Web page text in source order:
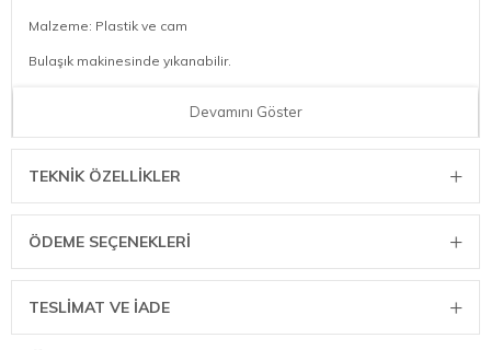
Malzeme: Plastik ve cam
Bulaşık makinesinde yıkanabilir.
Devamını Göster
TEKNIK ÖZELLIKLER
ÖDEME SEÇENEKLERI
TESLİMAT VE İADE